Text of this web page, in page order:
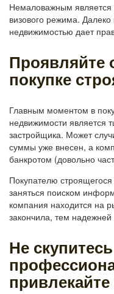
Немаловажным является
визового режима.
недвижимостью дает
Проявляйте
покупке
Главным моментом в
недвижимости
застройщика. Может
суммы уже внесен, а
банкротом (довольно
Покупателю
заняться поиском
компания находится на
закончила, тем
Не